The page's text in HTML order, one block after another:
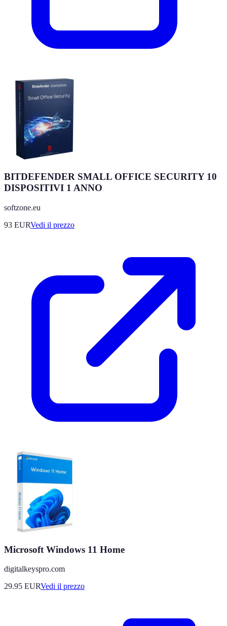
BITDEFENDER SMALL OFFICE SECURITY 10
DISPOSITIVI 1 ANNO
softzone.eu
93 EURVedi il prezzo
Microsoft Windows 11 Home
digitalkeyspro.com
29.95 EURVedi il prezzo